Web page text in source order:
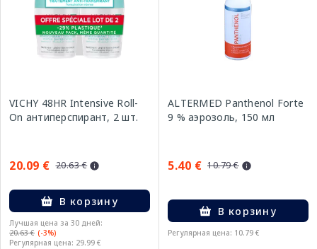
VICHY 48HR Intensive Roll-
On антиперспирант, 2 шт.
20.09 € 20.63 €
В корзину
Лучшая цена за 30 дней:
20.63 € (-3%)
Регулярная цена: 29.99 €
ALTERMED Panthenol Forte
9 % аэрозоль, 150 мл
5.40 € 10.79 €
В корзину
Регулярная цена: 10.79 €